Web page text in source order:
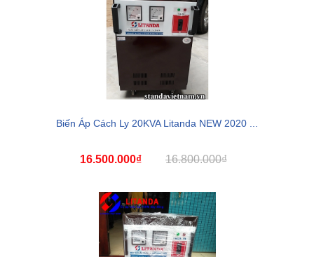
Biến Áp Cách Ly 20KVA Litanda NEW 2020 ...
16.500.000₫ 16.800.000₫